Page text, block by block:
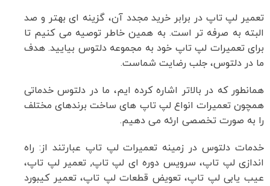
تعمیر لپ تاپ در برابر خرید مجدد آن، گزینه ای بهتر و صد
البته به صرفه تر است. به همین خاطر توصیه می کنیم تا
برای تعمیرات لپ تاپ خود به مجموعه دلتوس بیایید. هدف
ما در دلتوس، جلب رضایت شماست.
همانطور که در بالاتر اشاره کرده ایم، ما در دلتوس خدماتی
همچون تعمیرات انواع لپ تاپ های ساخت برندهای مختلف
را به صورت تخصصی ارئه می دهیم.
خدمات دلتوس در زمینه تعمیرات لپ تاپ عبارتند از: راه
اندازی لپ تاپ، سرویس دوره ای لپ تاپ, تعمیر لپ تاپ،
عیب یابی لپ تاپ، تعویض قطعات لپ تاپ، تعمیر کیبورد